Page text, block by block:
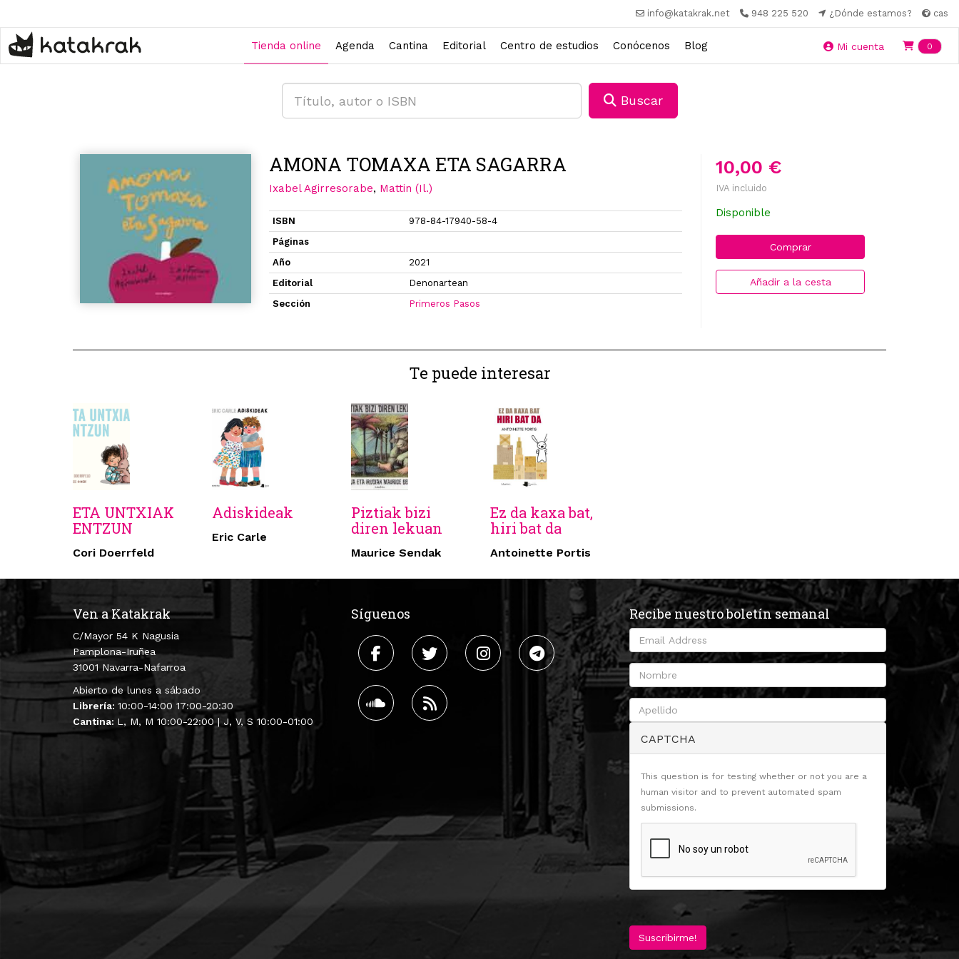
contenido
principal
info@katakrak.net 948 225 520 ¿Dónde estamos? cas
Tienda online Agenda Cantina Editorial Centro de estudios Conócenos Blog Mi cuenta 0
Buscar
10,00 €
IVA incluido
Disponible
Comprar
Añadir a la cesta
AMONA TOMAXA ETA SAGARRA
Ixabel Agirresorabe, Mattin (Il.)
ISBN
978-84-17940-58-4
Páginas
Año
2021
Editorial
Denonartean
Sección
Primeros Pasos
Te puede interesar
ETA UNTXIAK
ENTZUN
Cori Doerrfeld
Adiskideak
Eric Carle
Piztiak bizi
diren lekuan
Maurice Sendak
Ez da kaxa bat,
hiri bat da
Antoinette Portis
Ven a Katakrak
C/Mayor 54 K Nagusia
Pamplona-Iruñea
31001 Navarra-Nafarroa
Abierto de lunes a sábado
Librería: 10:00-14:00 17:00-20:30
Cantina: L, M, M 10:00-22:00 | J, V, S 10:00-01:00
Síguenos Recibe nuestro boletín semanal
CAPTCHA
This question is for testing whether or not you are a
human visitor and to prevent automated spam
submissions.
Suscribirme!